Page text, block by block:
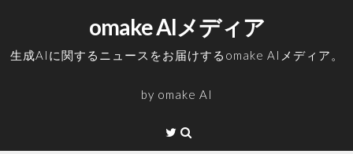
omake AIメディア
生成AIに関するニュースをお届けするomake AIメディア。
by omake AI
Twitter